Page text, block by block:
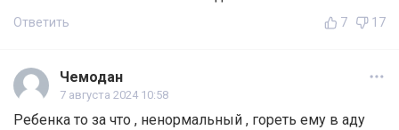
Ответить 7 17
Чемодан
7 августа 2024 10:58
Ребенка то за что , ненормальный , гореть ему в аду